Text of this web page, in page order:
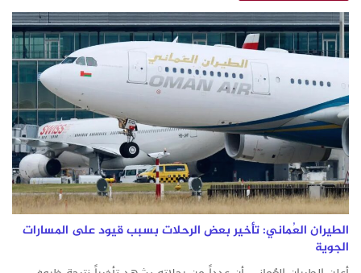
الطيران العُماني: تأخير بعض الرحلات بسبب قيود على المسارات
الجوية